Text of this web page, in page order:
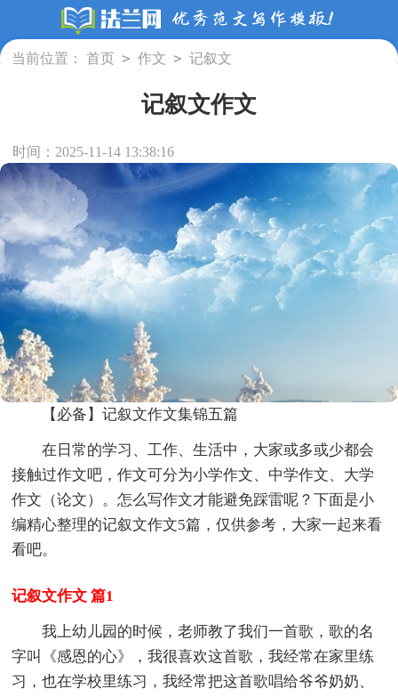
当前位置： 首页 > 作文 > 记叙文
记叙文作文
时间：2025-11-14 13:38:16
【必备】记叙文作文集锦五篇
在日常的学习、工作、生活中，大家或多或少都会
接触过作文吧，作文可分为小学作文、中学作文、大学
作文（论文）。怎么写作文才能避免踩雷呢？下面是小
编精心整理的记叙文作文5篇，仅供参考，大家一起来看
看吧。
记叙文作文 篇1
我上幼儿园的时候，老师教了我们一首歌，歌的名
字叫《感恩的心》，我很喜欢这首歌，我经常在家里练
习，也在学校里练习，我经常把这首歌唱给爷爷奶奶、